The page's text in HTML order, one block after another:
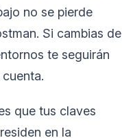
no se pierde
Si cambias de
te seguirán
que tus claves
en la